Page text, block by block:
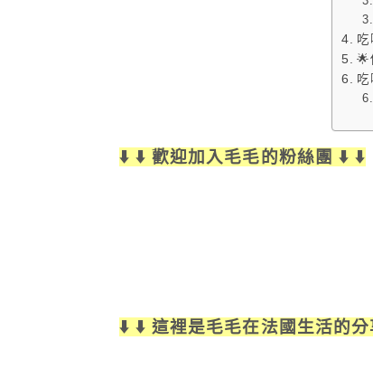
🌟
⬇️ ⬇️ 歡迎加入毛毛的粉絲團 ⬇️ ⬇️
⬇️ ⬇️ 這裡是毛毛在法國生活的